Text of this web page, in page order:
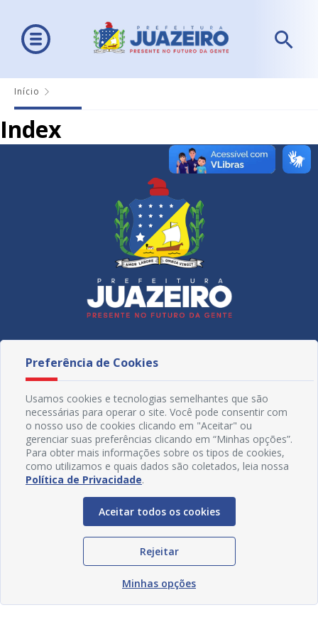
Início
Index
© Copyright 2018 - 2021 Prefeitura Municipal de Juazeiro -
Preferência de Cookies
Usamos cookies e tecnologias semelhantes que são
necessárias para operar o site. Você pode consentir com
o nosso uso de cookies clicando em "Aceitar" ou
gerenciar suas preferências clicando em “Minhas opções”.
Para obter mais informações sobre os tipos de cookies,
como utilizamos e quais dados são coletados, leia nossa
Política de Privacidade.
Aceitar todos os cookies
Rejeitar
Minhas opções